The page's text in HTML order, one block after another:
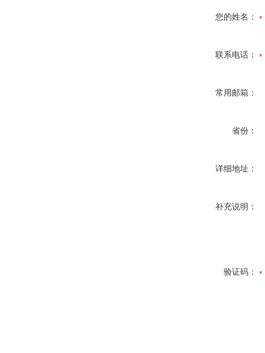
您的姓名：
联系电话：
常用邮箱：
省份：
详细地址：
补充说明：
验证码：